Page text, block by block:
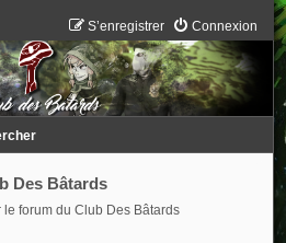
Connexion
S’enregistrer
Des Bâtards
le forum du Club Des Bâtards